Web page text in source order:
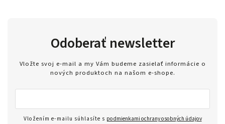
Odoberať newsletter
Vložte svoj e-mail a my Vám budeme zasielať informácie o
nových produktoch na našom e-shope.
Vložením e-mailu súhlasíte s podmienkami ochrany osobných údajov